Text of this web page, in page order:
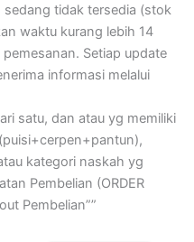
tidak tersedia (stok
waktu kurang lebih 14
Setiap update
informasi melalui
satu, dan atau yg memiliki
kategori naskah yg
Pembelian (ORDER
Pembelian””